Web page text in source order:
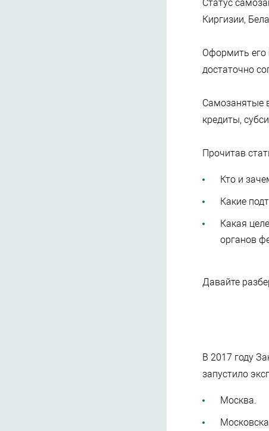
Статус
Киргизии,
Оформить его
достаточно
Самозанятые
кредиты,
Прочитав
Кто и
Какие
Какая
органов
Давайте
В 2017 году
запустило
Москва.